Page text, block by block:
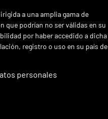
a una amplia gama de
que podrían no ser válidas en su
por haber accedido a dicha
registro o uso en su país de
personales